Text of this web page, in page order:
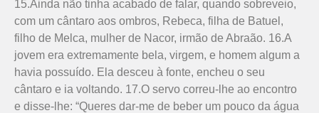
15.Ainda não tinha acabado de falar, quando sobreveio,
com um cântaro aos ombros, Rebeca, filha de Batuel,
filho de Melca, mulher de Nacor, irmão de Abraão. 16.A
jovem era extremamente bela, virgem, e homem algum a
havia possuído. Ela desceu à fonte, encheu o seu
cântaro e ia voltando. 17.O servo correu-lhe ao encontro
e disse-lhe: “Queres dar-me de beber um pouco da água